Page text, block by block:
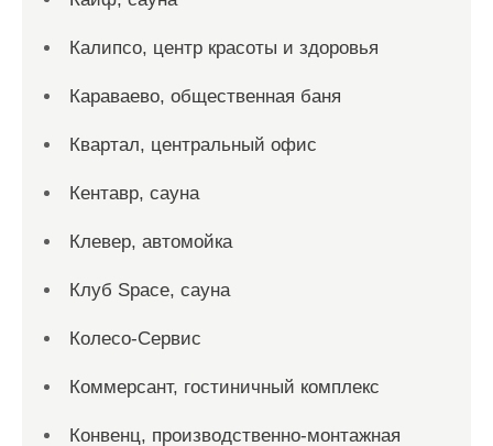
Калипсо, центр красоты и здоровья
Караваево, общественная баня
Квартал, центральный офис
Кентавр, сауна
Клевер, автомойка
Клуб Space, сауна
Колесо-Сервис
Коммерсант, гостиничный комплекс
Конвенц, производственно-монтажная